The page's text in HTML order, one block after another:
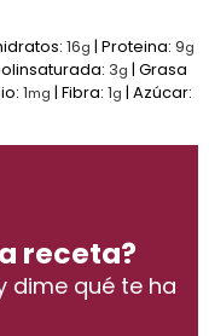
16g |Proteina:9g
3g |Grasa
1mg |Fibra:1g |Azúcar:
receta?
dime qué te ha